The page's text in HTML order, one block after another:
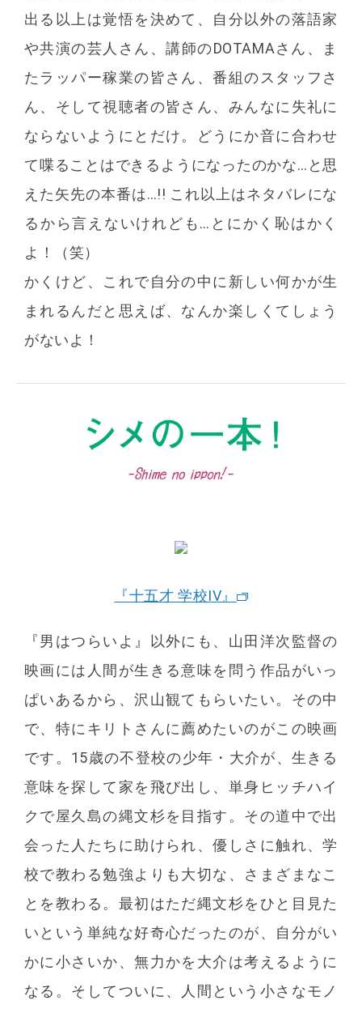
出る以上は覚悟を決めて、自分以外の落語家
や共演の芸人さん、講師のDOTAMAさん、ま
たラッパー稼業の皆さん、番組のスタッフさ
ん、そして視聴者の皆さん、みんなに失礼に
ならないようにとだけ。どうにか音に合わせ
て喋ることはできるようになったのかな…と思
えた矢先の本番は…!! これ以上はネタバレにな
るから言えないけれども…とにかく恥はかく
よ！（笑）
かくけど、これで自分の中に新しい何かが生
まれるんだと思えば、なんか楽しくてしょう
がないよ！
『十五才 学校IV』
『男はつらいよ』以外にも、山田洋次監督の
映画には人間が生きる意味を問う作品がいっ
ぱいあるから、沢山観てもらいたい。その中
で、特にキリトさんに薦めたいのがこの映画
です。15歳の不登校の少年・大介が、生きる
意味を探して家を飛び出し、単身ヒッチハイ
クで屋久島の縄文杉を目指す。その道中で出
会った人たちに助けられ、優しさに触れ、学
校で教わる勉強よりも大切な、さまざまなこ
とを教わる。最初はただ縄文杉をひと目見た
いという単純な好奇心だったのが、自分がい
かに小さいか、無力かを大介は考えるように
なる。そしてついに、人間という小さなモノ